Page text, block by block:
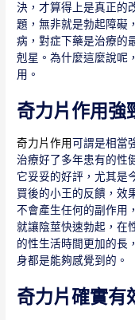
決，才算得上是真正的
題，無非就是勃起障礙
病，對症下藥是治療的
剋星。為什麼這麼說呢
用。
奇力片作用強
奇力片作用可謂是相當
治療好了多年患有的性
它妥妥的好評，尤其是
買後的小王的反饋，效
不會產生任何的副作用
就讓陰莖快速勃起，在
的性生活時間更加的長
身都是能夠感覺到的。
奇力片確實有